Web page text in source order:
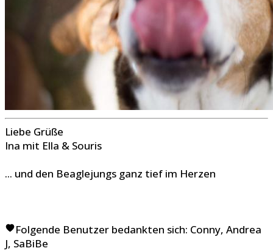
Liebe Grüße
Ina mit Ella & Souris
... und den Beaglejungs ganz tief im Herzen
Folgende Benutzer bedankten sich: Conny, Andrea
J, SaBiBe